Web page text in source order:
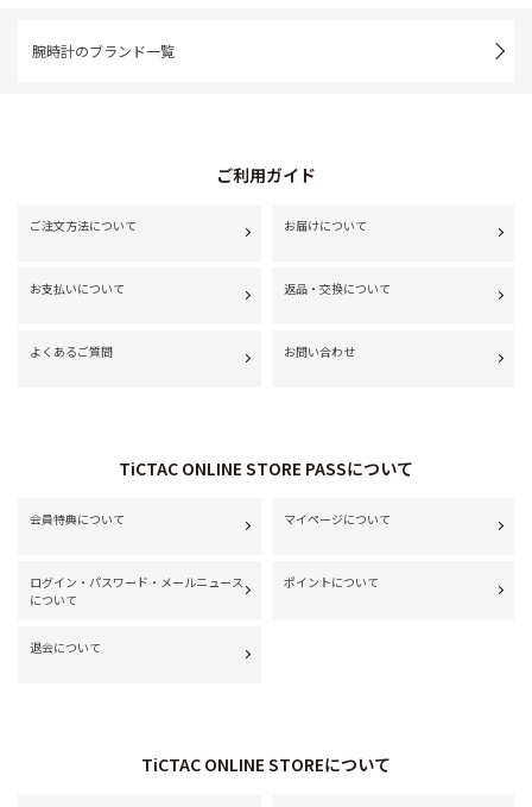
腕時計のブランド一覧
ご利用ガイド
ご注文方法について お届けについて
お支払いについて 返品・交換について
よくあるご質問 お問い合わせ
TiCTAC ONLINE STORE PASSについて
会員特典について マイページについて
ログイン・パスワード・メールニュース
について
ポイントについて
退会について
TiCTAC ONLINE STOREについて